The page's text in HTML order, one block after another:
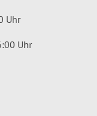
Uhr
Uhr